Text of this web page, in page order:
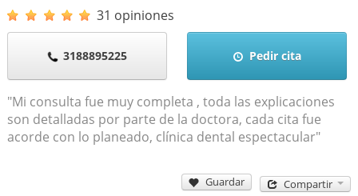
31 opiniones
3188895225 Pedir cita
"Mi consulta fue muy completa , toda las explicaciones
son detalladas por parte de la doctora, cada cita fue
acorde con lo planeado, clínica dental espectacular"
Guardar Compartir